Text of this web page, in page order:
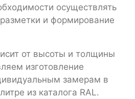
осуществлять
и формирование
от высоты и толщины
изготовление
замерам в
из каталога RAL.